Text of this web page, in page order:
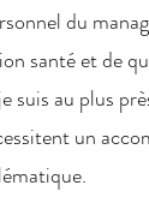
du
santé et de
suis au plus
un